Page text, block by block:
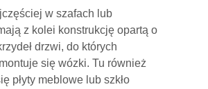
w szafach lub
z kolei konstrukcję opartą o
drzwi, do których
się wózki. Tu również
płyty meblowe lub szkło